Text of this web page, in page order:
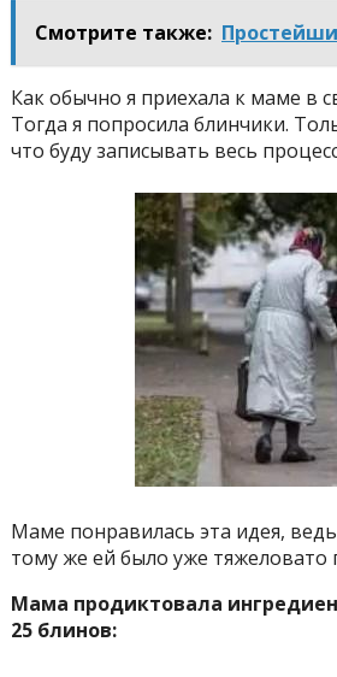
Смотрите также:
Как обычно я приехала к маме в
Тогда я попросила блинчики.
что буду записывать весь
Маме понравилась эта идея,
тому же ей было уже тяжеловато
Мама продиктовала
25 блинов: